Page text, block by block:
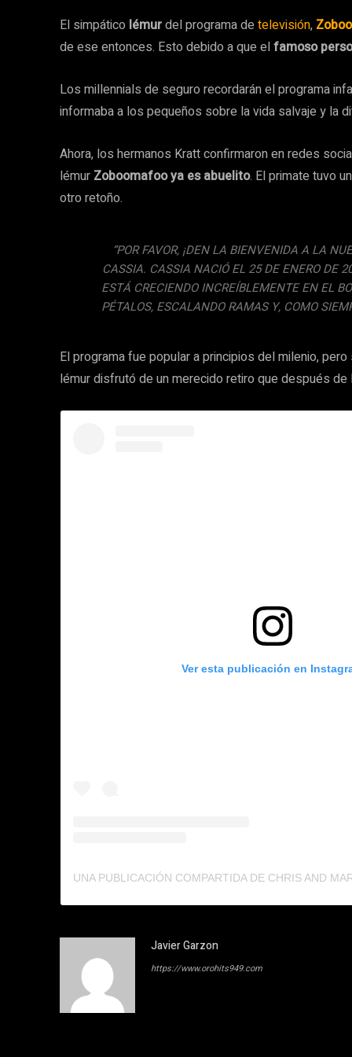
El simpático lémurdel programa de televisión,
de ese entonces. Esto debido a que elfamoso
Los millennials de seguro recordarán el programa
informaba a los pequeños sobre la vida salvaje y la
Ahora, los hermanos Kratt confirmaron en redes
lémur Zoboomafoo ya es abuelito. El primate tuvo
otro retoño.
“POR FAVOR, ¡DEN LA BIENVENIDA A LA
CASSIA. CASSIA NACIÓ EL 25 DE ENERO DE
ESTÁ CRECIENDO INCREÍBLEMENTE EN EL
PÉTALOS, ESCALANDO RAMAS Y, COMO
El programa fue popular a principios del milenio,
lémur disfrutó de un merecido retiro que después de
Ver esta publicación en
Javier Garzon
https://www.orohits949.com